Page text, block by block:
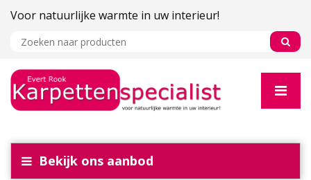
Voor natuurlijke warmte in uw interieur!
Bekijk ons aanbod